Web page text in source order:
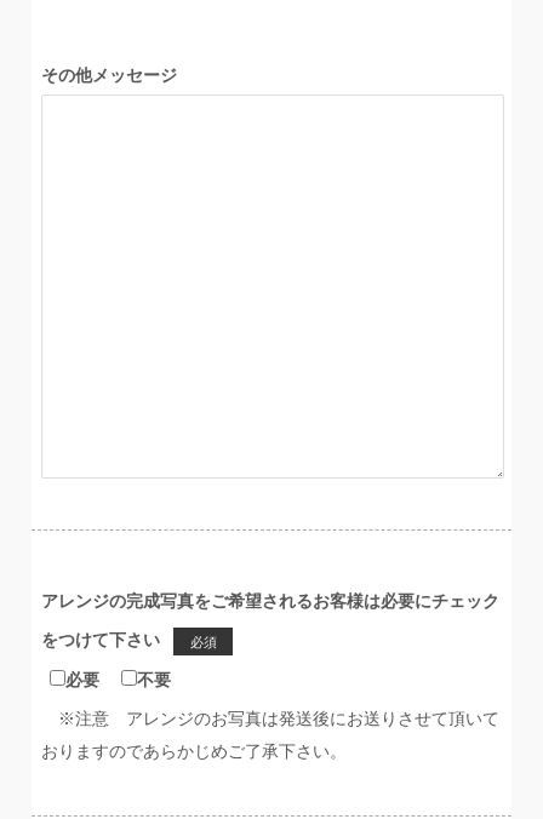
その他メッセージ
アレンジの完成写真をご希望されるお客様は必要にチェック
をつけて下さい
必須
必要
不要
※注意 アレンジのお写真は発送後にお送りさせて頂いて
おりますのであらかじめご了承下さい。